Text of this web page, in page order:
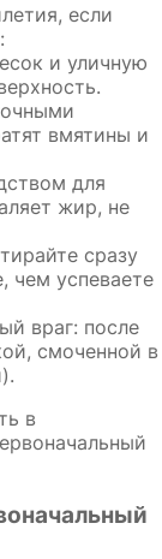
если
и уличную
вмятины и
для
жир, не
сразу
чем успеваете
враг: после
смоченной в
в